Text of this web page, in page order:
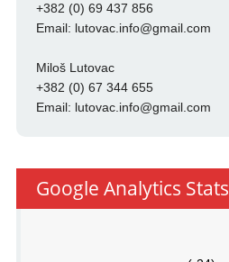
+382 (0) 69 437 856
Email: lutovac.info@gmail.com
Miloš Lutovac
+382 (0) 67 344 655
Email: lutovac.info@gmail.com
Google Analytics Stats